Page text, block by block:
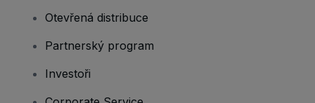
Otevřená distribuce
Partnerský program
Investoři